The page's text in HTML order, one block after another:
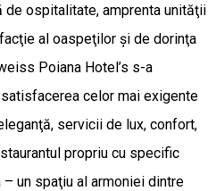
de ospitalitate, amprenta unităţii
al oaspeţilor şi de dorinţa
Poiana Hotel’s s-a
celor mai exigente
servicii de lux, confort,
propriu cu specific
un spaţiu al armoniei dintre